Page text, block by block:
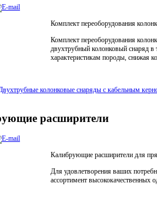
Комплект переоборудования
Комплект переоборудования
двухтрубный колонковый снаряд
характеристикам породы, снижая
колонковые снаряды с кабельным
расширители
Калибрующие расширители для
Для удовлетворения ваших
ассортимент